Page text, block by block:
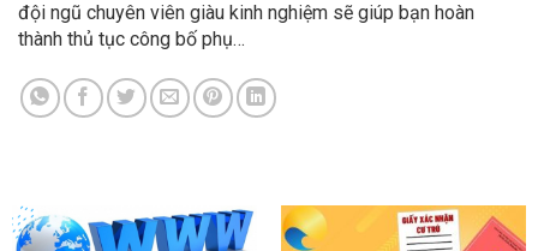
đội ngũ chuyên viên giàu kinh nghiệm sẽ giúp bạn hoàn
thành thủ tục công bố phụ…